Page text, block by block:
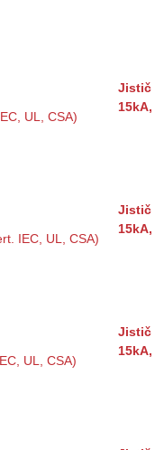
Jistič
Jistič
Jistič